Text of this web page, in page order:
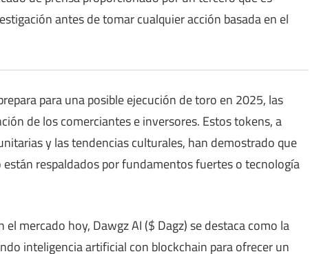
antes de tomar cualquier acción basada en el
para una posible ejecución de toro en 2025, las
de los comerciantes e inversores. Estos tokens, a
y las tendencias culturales, han demostrado que
respaldados por fundamentos fuertes o tecnología
mercado hoy, Dawgz AI ($ Dagz) se destaca como la
inteligencia artificial con blockchain para ofrecer un